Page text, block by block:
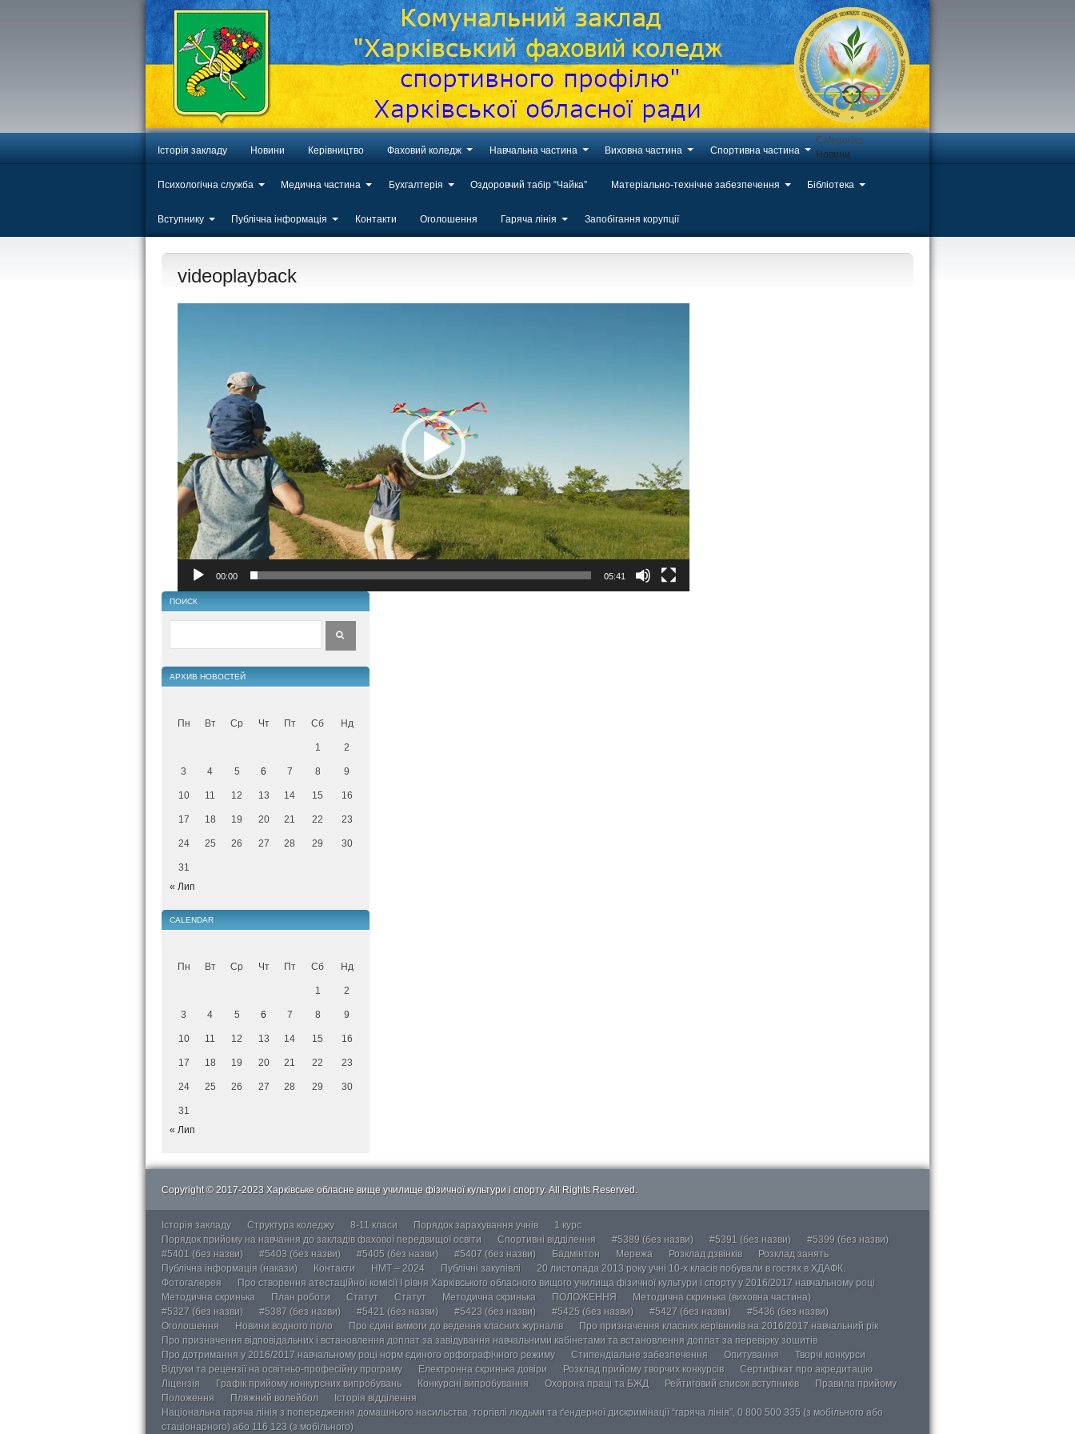
Історія закладу Новини Керівництво Фаховий коледж Навчальна частина Виховна частина Спортивна частина
Психологічна служба Медична частина Бухгалтерія Оздоровчий табір “Чайка” Матеріально-технічне забезпечення Бібліотека
Вступнику Публічна інформація Контакти Оголошення Гаряча лінія Запобігання корупції
Categories
Новини
videoplayback
00:00 05:41
ПОИСК
АРХИВ НОВОСТЕЙ
Пн Вт Ср Чт Пт Сб Нд
1 2
3 4 5 6 7 8 9
10 11 12 13 14 15 16
17 18 19 20 21 22 23
24 25 26 27 28 29 30
31
« Лип
CALENDAR
Пн Вт Ср Чт Пт Сб Нд
1 2
3 4 5 6 7 8 9
10 11 12 13 14 15 16
17 18 19 20 21 22 23
24 25 26 27 28 29 30
31
« Лип
Copyright © 2017-2023 Харківське обласне вище училище фізичної культури і спорту. All Rights Reserved.
Історія закладу Структура коледжу 8-11 класи Порядок зарахування учнів
1 курс
Порядок прийому на навчання до закладів фахової передвищої освіти
Спортивні відділення #5389 (без назви) #5391 (без назви)
#5399 (без назви)
#5401 (без назви)
#5403 (без назви) #5405 (без назви) #5407 (без назви) Бадмінтон Мережа Розклад дзвінків
Розклад занять
Публічна інформація (накази)
Контакти НМТ – 2024 Публічні закупівлі
20 листопада 2013 року учні 10-х класів побували в гостях в ХДАФК.
Фотогалерея
Про створення атестаційної комісії І рівня Харківського обласного вищого училища фізичної культури і спорту у 2016/2017 навчальному році
Методична скринька
План роботи Статут Статут Методична скринька ПОЛОЖЕННЯ
Методична скринька (виховна частина)
#5327 (без назви)
#5387 (без назви) #5421 (без назви) #5423 (без назви) #5425 (без назви) #5427 (без назви)
#5436 (без назви)
Оголошення
Новини водного поло Про єдині вимоги до ведення класних журналів
Про призначення класних керівників на 2016/2017 навчальний рік
Про призначення відповідальних і встановлення доплат за завідування навчальними кабінетами та встановлення доплат за перевірку зошитів
Про дотримання у 2016/2017 навчальному році норм єдиного орфографічного режиму
Стипендіальне забезпечення Опитування
Творчі конкурси
Відгуки та рецензії на освітньо-професійну програму
Електронна скринька довіри Розклад прийому творчих конкурсів
Сертифікат про акредитацію
Ліцензія
Графік прийому конкурсних випробувань Конкурсні випробування Охорона праці та БЖД Рейтиговий список вступників
Правила прийому
Положення
Пляжний волейбол
Історія відділення
Національна гаряча лінія з попередження домашнього насильства, торгівлі людьми та ґендерної дискримінації “гаряча лінія”, 0 800 500 335 (з мобільного або
стаціонарного) або 116 123 (з мобільного)